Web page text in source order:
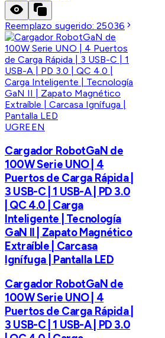
Reemplazo sugerido:25036
UGREEN
Cargador RobotGaN de
100W Serie UNO | 4
Puertos de Carga Rápida |
3 USB-C | 1 USB-A | PD 3.0
| QC 4.0 | Carga
Inteligente | Tecnología
GaN II | Zapato Magnético
Extraíble | Carcasa
Ignífuga | Pantalla LED
Cargador RobotGaN de
100W Serie UNO | 4
Puertos de Carga Rápida |
3 USB-C | 1 USB-A | PD 3.0